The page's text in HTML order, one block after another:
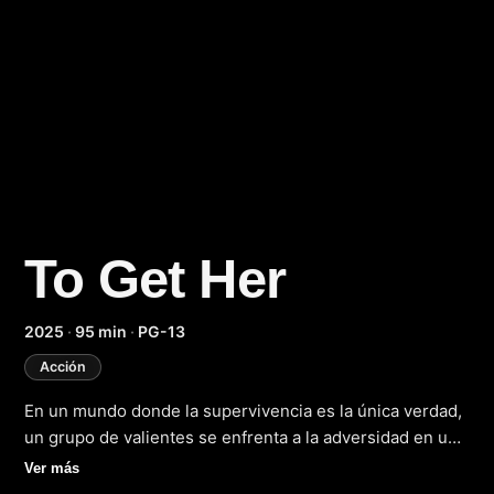
To Get Her(2025)
2025 · 95 min · PG-13
Acción
En un mundo donde la supervivencia es la única verdad,
un grupo de valientes se enfrenta a la adversidad en un
thriller emocionante. "To Get Her" (2025), un filme de
Ver más